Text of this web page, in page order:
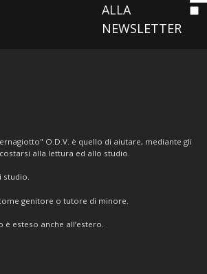
ALLA
NEWSLETTER
O.D.V. è quello di aiutare, mediante gli
alla lettura ed allo studio.
studio.
genitore o tutore di minore.
esteso anche all’estero.